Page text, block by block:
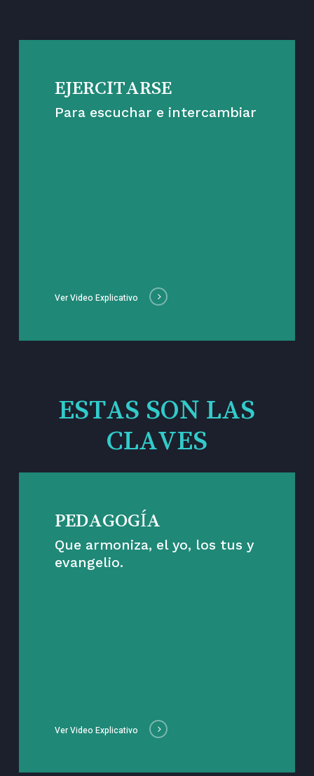
EJERCITARSE
Para escuchar e intercambiar
Ver Video Explicativo
ESTAS SON LAS
CLAVES
PEDAGOGÍA
Que armoniza, el yo, los tus y
evangelio.
Ver Video Explicativo